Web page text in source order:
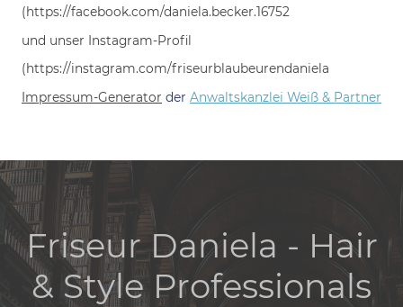
(https://facebook.com/daniela.becker.16752
und unser Instagram-Profil
(https://instagram.com/friseurblaubeurendaniela
Impressum-Generator der Anwaltskanzlei Weiß & Partner
Friseur Daniela - Hair
& Style Professionals